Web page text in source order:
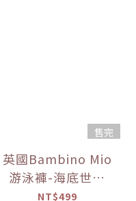
售完
英國Bambino Mio
游泳褲-海底世界
L(9-12KG)
NT$499